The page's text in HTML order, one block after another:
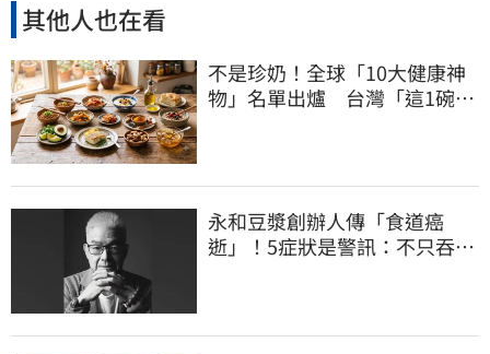
其他人也在看
不是珍奶！全球「10大健康神
物」名單出爐 台灣「這1碗」
永和豆漿創辦人傳「食道癌
逝」！5症狀是警訊：不只吞嚥